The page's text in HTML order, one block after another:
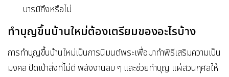
บารมีถึงหรือไม่
ทำบุญขึ้นบ้านใหม่ต้องเตรียมของอะไรบ้าง
การทำบุญขึ้นบ้านใหม่เป็นการนิมนต์พระเพื่อมาทำพิธีเสริมความเป็น
มงคล ปัดเป่าสิ่งที่ไม่ดี พลังงานลบ ๆ และช่วยทำบุญ แผ่สวนกุศลให้